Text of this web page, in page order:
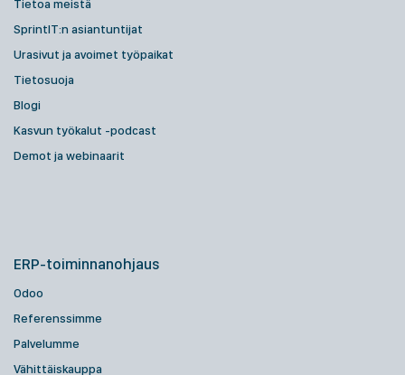
Tietoa meistä
SprintIT:n asiantuntijat
Urasivut ja avoimet työpaikat
Tietosuoja
Blogi
Kasvun työkalut -podcast
Demot ja webinaarit
ERP-toiminnanohjaus
Odoo
Referenssimme
Palvelumme
Vähittäiskauppa